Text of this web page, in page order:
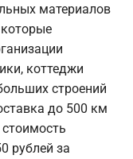
материалов
коттеджи
строений
до 500 км
рублей за